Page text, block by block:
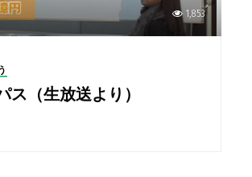
1,853
ス（生放送より）